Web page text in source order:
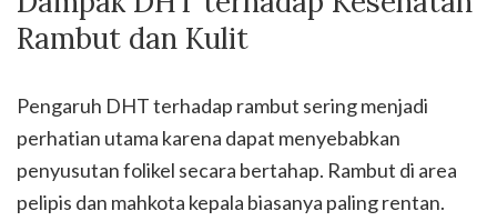
Rambut dan Kulit
Pengaruh DHT terhadap rambut sering menjadi
perhatian utama karena dapat menyebabkan
penyusutan folikel secara bertahap. Rambut di area
pelipis dan mahkota kepala biasanya paling rentan.